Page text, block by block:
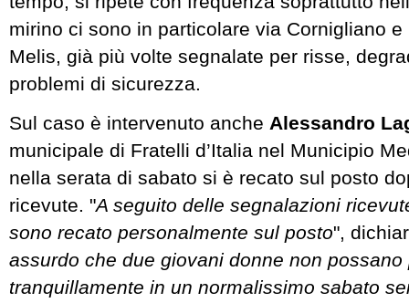
mirino ci sono in particolare via Cornigliano e
Melis, già più volte segnalate per risse,
problemi di sicurezza.
Sul caso è intervenuto anche Alessandro
municipale di Fratelli d’Italia nel Municipio
nella serata di sabato si è recato sul posto
ricevute. "A seguito delle segnalazioni
sono recato personalmente sul posto",
assurdo che due giovani donne non possano
tranquillamente in un normalissimo sabato